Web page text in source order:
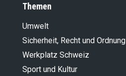
Themen
Umwelt
Sicherheit, Recht und Ordnung
Werkplatz Schweiz
Sport und Kultur